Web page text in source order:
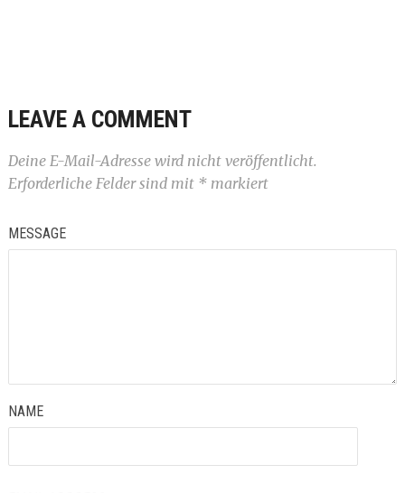
LEAVE A COMMENT
Deine E-Mail-Adresse wird nicht veröffentlicht.
Erforderliche Felder sind mit *markiert
MESSAGE
NAME